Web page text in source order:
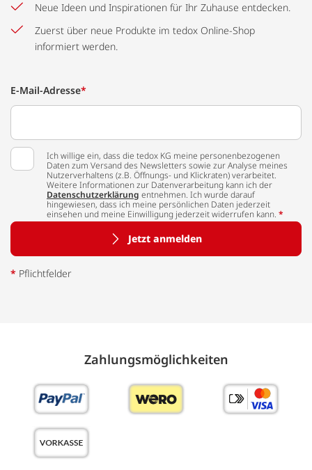
Neue Ideen und Inspirationen für Ihr Zuhause entdecken.
Zuerst über neue Produkte im tedox Online-Shop
informiert werden.
E-Mail-Adresse*
Ich willige ein, dass die tedox KG meine personenbezogenen
Daten zum Versand des Newsletters sowie zur Analyse meines
Nutzerverhaltens (z.B. Öffnungs- und Klickraten) verarbeitet.
Weitere Informationen zur Datenverarbeitung kann ich der
Datenschutzerklärung entnehmen. Ich wurde darauf
hingewiesen, dass ich meine persönlichen Daten jederzeit
einsehen und meine Einwilligung jederzeit widerrufen kann. *
Jetzt anmelden
* Pflichtfelder
Zahlungs­möglich­keiten